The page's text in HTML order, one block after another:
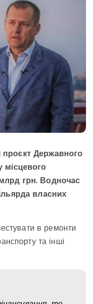
Державного
місцевого
грн. Водночас
власних
в ремонти
та інші